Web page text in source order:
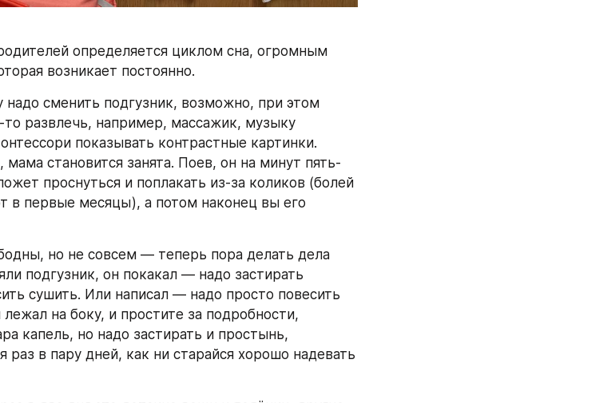
определяется циклом сна, огромным
возникает постоянно.
надо сменить подгузник, возможно, при этом
развлечь, например, массажик, музыку
показывать контрастные картинки.
мама становится занята. Поев, он на минут пять-
проснуться и поплакать из-за коликов (болей
в первые месяцы), а потом наконец вы его
но не совсем — теперь пора делать дела
подгузник, он покакал — надо застирать
сушить. Или написал — надо просто повесить
на боку, и простите за подробности,
капель, но надо застирать и простынь,
раз в пару дней, как ни старайся хорошо надевать